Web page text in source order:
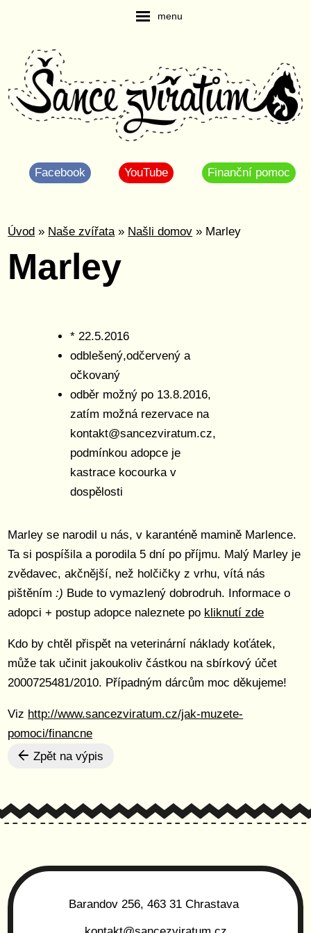
menu
Facebook YouTube Finanční pomoc
Úvod » Naše zvířata» Našli domov » Marley
Marley
Marley se narodil u nás, v karanténě mamině Marlence.
Ta si pospíšila a porodila 5 dní po příjmu. Malý Marley je
zvědavec, akčnější, než holčičky z vrhu, vítá nás
pištěním:) Bude to vymazlený dobrodruh. Informace o
adopci + postup adopce naleznete po kliknutí zde
Kdo by chtěl přispět na veterinární náklady koťátek,
může tak učinit jakoukoliv částkou na sbírkový účet
2000725481/2010. Případným dárcům moc děkujeme!
Viz http://www.sancezviratum.cz/jak-muzete-
pomoci/financne
Zpět na výpis
* 22.5.2016
odblešený,odčervený a
očkovaný
odběr možný po 13.8.2016,
zatím možná rezervace na
kontakt@sancezviratum.cz,
podmínkou adopce je
kastrace kocourka v
dospělosti
Barandov 256, 463 31 Chrastava